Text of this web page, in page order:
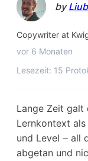
by
Copywriter at
vor 6 Monaten
Lesezeit: 15
Lange Zeit galt
Lernkontext
und Level – all
abgetan und